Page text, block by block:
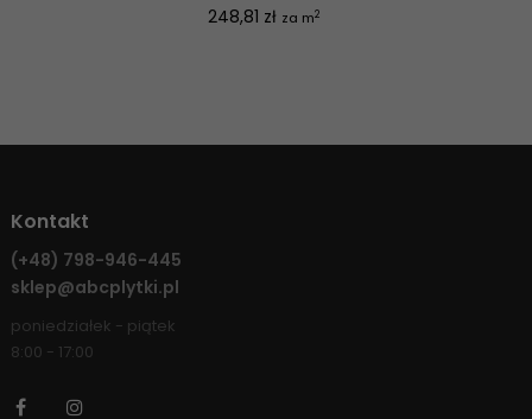
Cena
248,81 zł za m2
Kontakt
(+48) 798-946-445
sklep@abcplytki.pl
poniedziałek - piątek
8:00 - 17:00
Facebook